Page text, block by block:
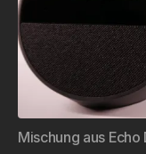
Mischung aus